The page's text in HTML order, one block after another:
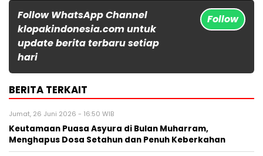
Follow WhatsApp Channel
klopakindonesia.com untuk
update berita terbaru setiap
hari
Follow
BERITA TERKAIT
Jumat, 26 Juni 2026 - 16:50 WIB
Keutamaan Puasa Asyura di Bulan Muharram,
Menghapus Dosa Setahun dan Penuh Keberkahan